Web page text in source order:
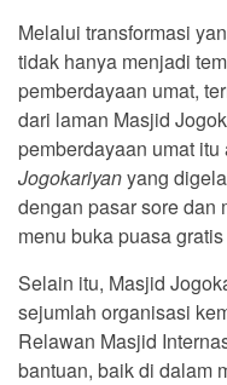
Melalui transformasi
tidak hanya menjadi
pemberdayaan umat,
dari laman Masjid
pemberdayaan umat itu
Jogokariyanyang
dengan pasar sore dan
menu buka puasa
Selain itu, Masjid
sejumlah organisasi
Relawan Masjid
bantuan, baik di dalam